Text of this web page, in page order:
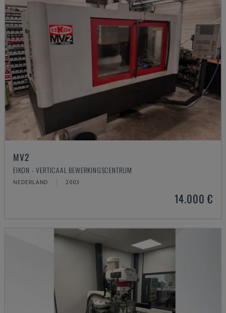
MV2
EIKON - VERTICAAL BEWERKINGSCENTRUM
NEDERLAND 2003
14.000 €